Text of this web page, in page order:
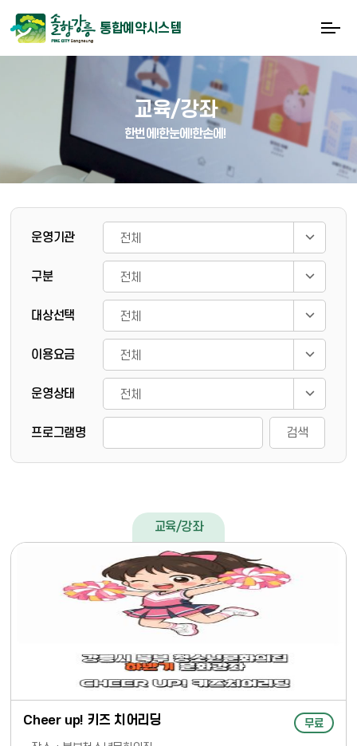
통합예약시스템
교육/강좌
한번에!한눈에!한손에!
운영기관
구분
대상선택
이용요금
운영상태
프로그램명 검색
교육/강좌
Cheer up! 키즈 치어리딩 무료